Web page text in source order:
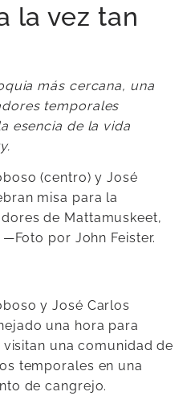
la vez tan
más cercana, una
temporales
esencia de la vida
(centro) y José
misa para la
de Mattamuskeet,
por John Feister.
y José Carlos
una hora para
una comunidad de
temporales en una
de cangrejo.